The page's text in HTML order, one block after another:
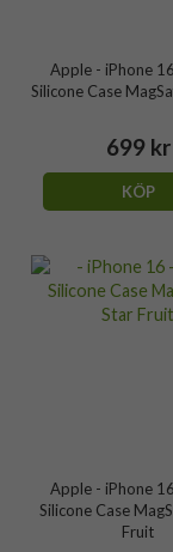
Apple - iPhone
Silicone Case
699 kr
KÖP
Apple - iPhone
Silicone Case
Fruit